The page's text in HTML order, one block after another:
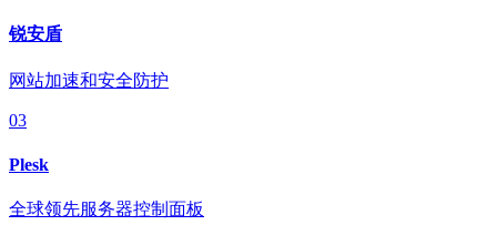
锐安盾
网站加速和安全防护
03
Plesk
全球领先服务器控制面板